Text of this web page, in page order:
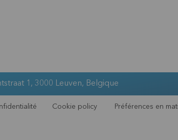
1, 3000 Leuven, Belgique
Cookie policy Préférences en